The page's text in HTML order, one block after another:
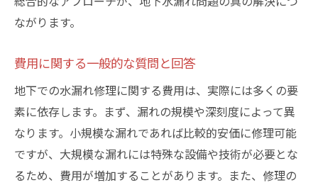
ながります。
費用に関する一般的な質問と回答
地下での水漏れ修理に関する費用は、実際には多くの要
素に依存します。まず、漏れの規模や深刻度によって異
なります。小規模な漏れであれば比較的安価に修理可能
ですが、大規模な漏れには特殊な設備や技術が必要とな
るため、費用が増加することがあります。また、修理の